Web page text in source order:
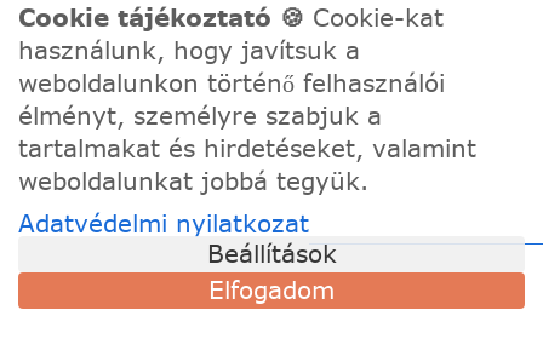
A Festede számozott kifestőkkel te is alkothatsz, akár egy
igazi művész! Fesd meg a remekműved korábbi
tapasztalat nélkül, töltődj fel és fejezd ki a kreativitásod!
TÁMOGATÁS
Szállítási információk
Visszaküldés és csere
Cookie tájékoztató 🍪 Cookie-kat
használunk, hogy javítsuk a
weboldalunkon történő felhasználói
élményt, személyre szabjuk a
tartalmakat és hirdetéseket, valamint
weboldalunkat jobbá tegyük.
Adatvédelmi nyilatkozat
Beállítások
Elfogadom